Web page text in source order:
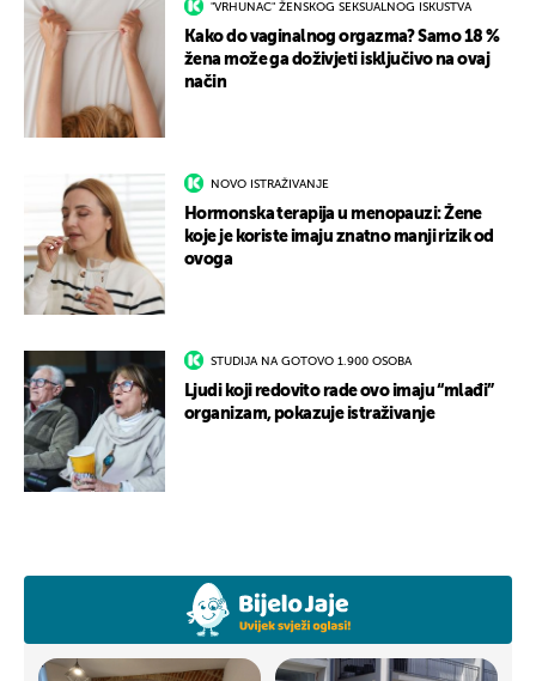
"VRHUNAC" ŽENSKOG SEKSUALNOG ISKUSTVA
Kako do vaginalnog orgazma? Samo 18 %
žena može ga doživjeti isključivo na ovaj
način
NOVO ISTRAŽIVANJE
Hormonska terapija u menopauzi: Žene
koje je koriste imaju znatno manji rizik od
ovoga
STUDIJA NA GOTOVO 1.900 OSOBA
Ljudi koji redovito rade ovo imaju “mlađi”
organizam, pokazuje istraživanje